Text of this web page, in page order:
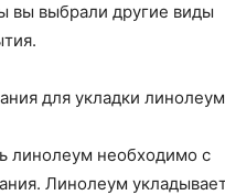
вы выбрали другие виды
для укладки
линолеум необходимо с
Линолеум